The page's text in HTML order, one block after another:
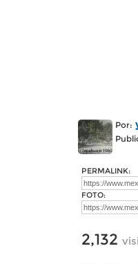
Por:
PERMALINK:
FOTO:
2,132